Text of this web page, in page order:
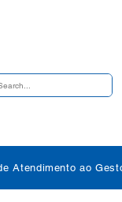
Atendimento ao